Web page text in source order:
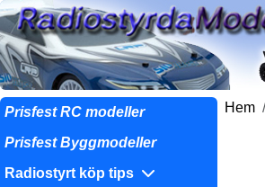
Prisfest RC modeller
Prisfest Byggmodeller
Radiostyrt köp tips
Hem